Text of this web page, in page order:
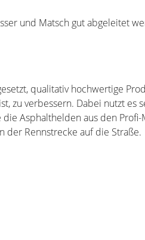
und Matsch gut abgeleitet
qualitativ hochwertige
zu verbessern. Dabei nutzt es
Asphalthelden aus den
der Rennstrecke auf die Straße.